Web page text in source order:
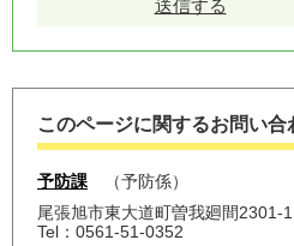
このページに関するお問い合
予防課
予防係
尾張旭市東大道町曽我廻間2301-1
Tel：0561-51-0352